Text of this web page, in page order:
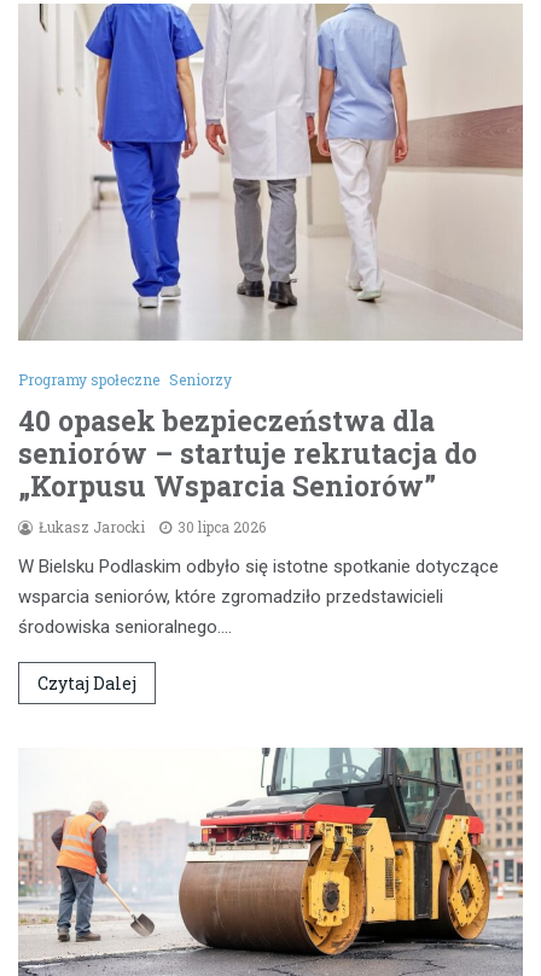
Programy społeczne Seniorzy
40 opasek bezpieczeństwa dla
seniorów – startuje rekrutacja do
„Korpusu Wsparcia Seniorów”
Łukasz Jarocki 30 lipca 2026
W Bielsku Podlaskim odbyło się istotne spotkanie dotyczące
wsparcia seniorów, które zgromadziło przedstawicieli
środowiska senioralnego.…
Czytaj Dalej